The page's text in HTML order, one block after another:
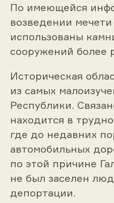
По имеющейся
возведении
использованы
сооружений более
Историческая
из самых
Республики.
находится в
где до недавних
автомобильных
по этой причине
не был заселен
депортации.